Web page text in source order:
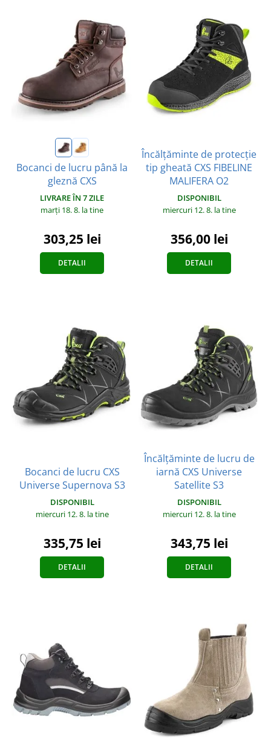
Bocanci de lucru până la
gleznă CXS
LIVRARE ÎN 7 ZILE
marți 18. 8. la tine
303,25 lei
DETALII
Încălțăminte de protecție
tip gheată CXS FIBELINE
MALIFERA O2
DISPONIBIL
miercuri 12. 8. la tine
356,00 lei
DETALII
Bocanci de lucru CXS
Universe Supernova S3
DISPONIBIL
miercuri 12. 8. la tine
335,75 lei
DETALII
Încălțăminte de lucru de
iarnă CXS Universe
Satellite S3
DISPONIBIL
miercuri 12. 8. la tine
343,75 lei
DETALII